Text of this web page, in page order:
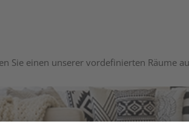
Sie einen unserer vordefinierten Räume